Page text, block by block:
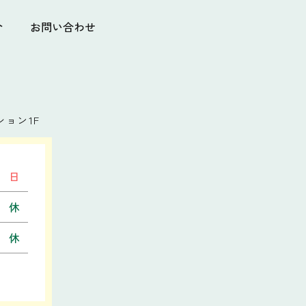
お問い合わせ
ン1F
日
休
休